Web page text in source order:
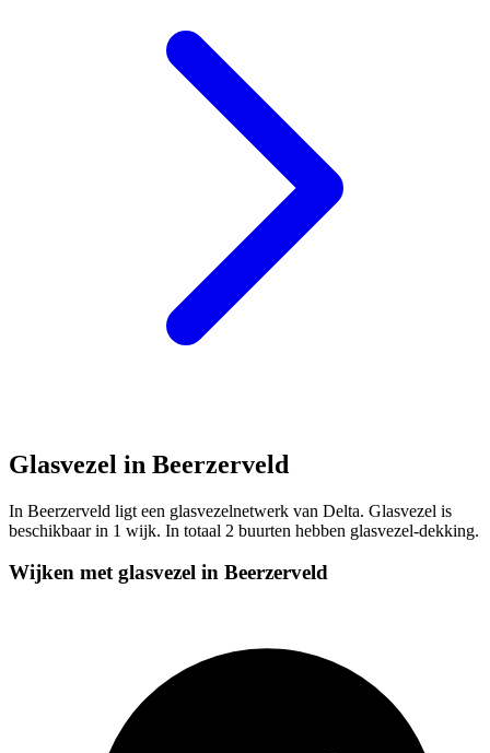
Glasvezel in Beerzerveld
In Beerzerveld ligt een glasvezelnetwerk van Delta. Glasvezel is
beschikbaar in 1 wijk. In totaal 2 buurten hebben glasvezel-dekking.
Wijken met glasvezel in Beerzerveld